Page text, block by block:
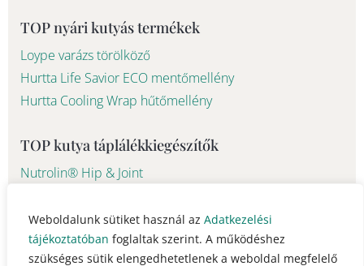
Weboldalunk sütiket használ az Adatkezelési
tájékoztatóban foglaltak szerint. A működéshez
szükséges sütik elengedhetetlenek a weboldal megfelelő
TOP nyári kutyás termékek
Loype varázs törölköző
Hurtta Life Savior ECO mentőmellény
Hurtta Cooling Wrap hűtőmellény
TOP kutya táplálékkiegészítők
Nutrolin® Hip & Joint
© 2023 - 2026 Pawsome Life Hungary info@pawsomelife.hu